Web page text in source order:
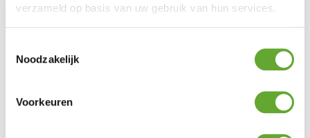
verzameld op basis van uw gebruik van hun services.
Noodzakelijk
Voorkeuren
Solutions
Panneaux solaires industriels